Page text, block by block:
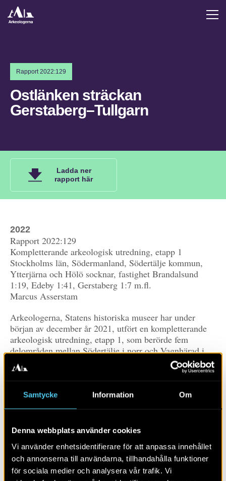
Samtycke Information Om
Denna webbplats använder cookies
Vi använder enhetsidentifierare för att anpassa innehållet
och annonserna till användarna, tillhandahålla funktioner
för sociala medier och analysera vår trafik. Vi
Rapport 2022:129
Ostlänken sträckan
Gerstaberg–Tullgarn
Ladda ner
rapport här
2022
Rapport 2022:129
Kompletterande arkeologisk utredning, etapp 1
Stockholms län, Södermanland, Södertälje kommun,
Ytterjärna och Hölö socknar, fastighet Brandalsund
1:19, Edeby 1:41, Gerstaberg 1:7 m.fl.
Marcus Asserstam
Arkeologerna, Statens historiska museer har under
början av december år 2021, utfört en kompletterande
arkeologisk utredning, etapp 1, som berörde fem
delområden mellan Södertälje i norr och Vagnhärad i
söder. Utredningen föranleddes av att Trafikverket
planerar att bygga en ny järnväg för snabbtåg,
Ostlänken. Utredningen berörde kompletterande ytor
för sträckningens nordligaste del, som utreddes under år
2016.
boplatser, 1 ny möjlig fornlämning (förvaringsgrop) och
tid).